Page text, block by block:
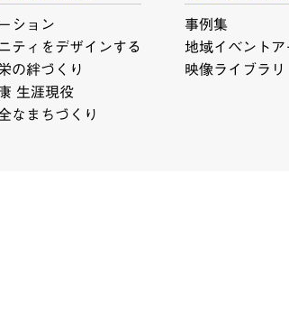
ション
ティをデザインする
の絆づくり
生涯現役
なまちづくり
事例集
地域イベントア
映像ライブラリ